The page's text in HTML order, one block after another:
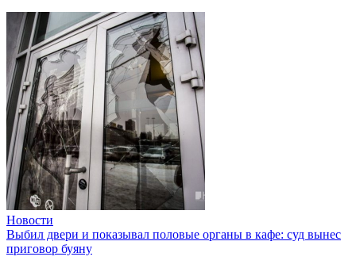
Новости
Выбил двери и показывал половые органы в кафе: суд вынес
приговор буяну